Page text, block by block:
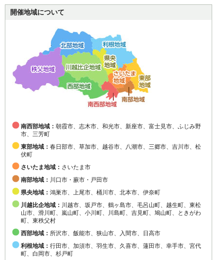
開催地域について
南西部地域： 朝霞市、志木市、和光市、新座市、富士見市、ふじみ野
市、三芳町
東部地域： 春日部市、草加市、越谷市、八潮市、三郷市、吉川市、松
伏町
さいたま地域： さいたま市
南部地域： 川口市・蕨市・戸田市
県央地域： 鴻巣市、上尾市、桶川市、北本市、伊奈町
川越比企地域： 川越市、坂戸市、鶴ヶ島市、毛呂山町、越生町、東松
山市、滑川町、嵐山町、小川町、川島町、吉見町、鳩山町、ときがわ
町、東秩父村
西部地域： 所沢市、飯能市、狭山市、入間市、日高市
利根地域： 行田市、加須市、羽生市、久喜市、蓮田市、幸手市、宮代
町、白岡市、杉戸町